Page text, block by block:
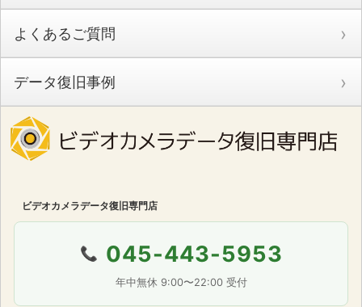
よくあるご質問
データ復旧事例
ビデオカメラデータ復旧専門店
📞 045-443-5953
年中無休 9:00〜22:00 受付